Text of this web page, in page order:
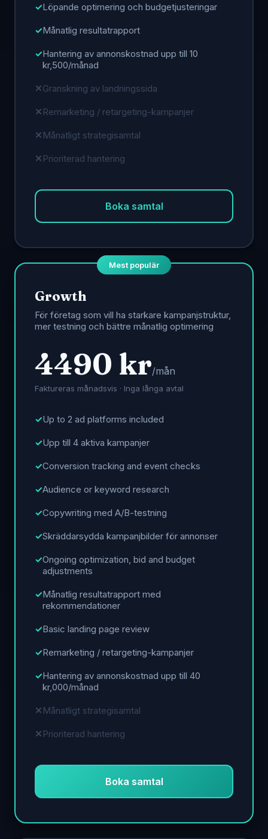
Löpande optimering och budgetjusteringar
Månatlig resultatrapport
Hantering av annonskostnad upp till 10
kr,500/månad
Granskning av landningssida
Remarketing / retargeting-kampanjer
Månatligt strategisamtal
Prioriterad hantering
Boka samtal
Mest populär
Growth
För företag som vill ha starkare kampanjstruktur,
mer testning och bättre månatlig optimering
4490 kr/mån
Faktureras månadsvis · Inga långa avtal
Up to 2 ad platforms included
Upp till 4 aktiva kampanjer
Conversion tracking and event checks
Audience or keyword research
Copywriting med A/B-testning
Skräddarsydda kampanjbilder för annonser
Ongoing optimization, bid and budget
adjustments
Månatlig resultatrapport med
rekommendationer
Basic landing page review
Remarketing / retargeting-kampanjer
Hantering av annonskostnad upp till 40
kr,000/månad
Månatligt strategisamtal
Prioriterad hantering
Boka samtal